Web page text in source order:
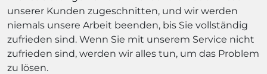
unserer Kunden zugeschnitten, und wir werden
niemals unsere Arbeit beenden, bis Sie vollständig
zufrieden sind. Wenn Sie mit unserem Service nicht
zufrieden sind, werden wir alles tun, um das Problem
zu lösen.